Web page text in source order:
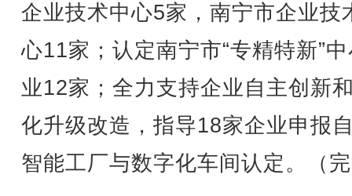
企业技术中心5家，南宁市企业技
心11家；认定南宁市“专精特新”
业12家；全力支持企业自主创新
化升级改造，指导18家企业申报
智能工厂与数字化车间认定。（